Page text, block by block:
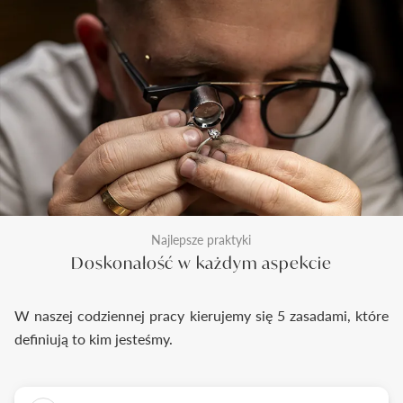
Najlepsze praktyki
Doskonałość w każdym aspekcie
W naszej codziennej pracy kierujemy się 5 zasadami, które
definiują to kim jesteśmy.